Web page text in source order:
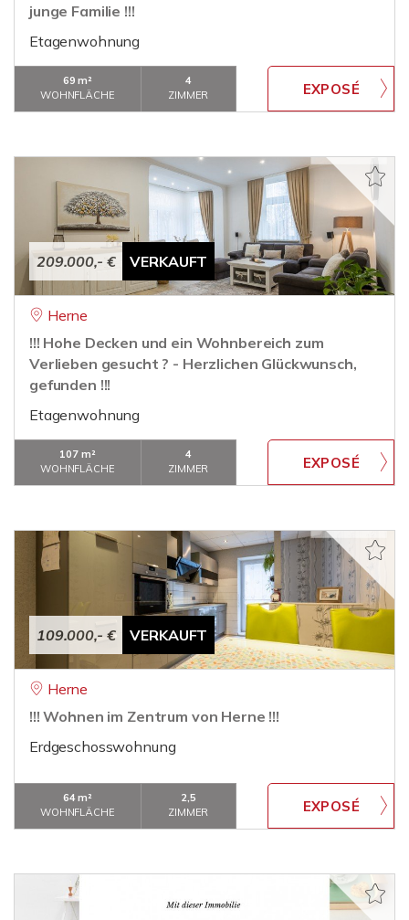
junge Familie !!!
Etagenwohnung
69 m²
WOHNFLÄCHE
4
ZIMMER
209.000,- € VERKAUFT
Herne
!!! Hohe Decken und ein Wohnbereich zum
Verlieben gesucht ? - Herzlichen Glückwunsch,
gefunden !!!
Etagenwohnung
107 m²
WOHNFLÄCHE
4
ZIMMER
109.000,- € VERKAUFT
Herne
!!! Wohnen im Zentrum von Herne !!!
Erdgeschosswohnung
64 m²
WOHNFLÄCHE
2,5
ZIMMER